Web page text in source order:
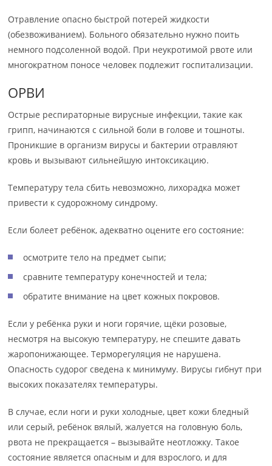
Отравление опасно быстрой потерей жидкости
(обезвоживанием). Больного обязательно нужно поить
немного подсоленной водой. При неукротимой рвоте или
многократном поносе человек подлежит госпитализации.
ОРВИ
Острые респираторные вирусные инфекции, такие как
грипп, начинаются с сильной боли в голове и тошноты.
Проникшие в организм вирусы и бактерии отравляют
кровь и вызывают сильнейшую интоксикацию.
Температуру тела сбить невозможно, лихорадка может
привести к судорожному синдрому.
Если болеет ребёнок, адекватно оцените его состояние:
осмотрите тело на предмет сыпи;
сравните температуру конечностей и тела;
обратите внимание на цвет кожных покровов.
Если у ребёнка руки и ноги горячие, щёки розовые,
несмотря на высокую температуру, не спешите давать
жаропонижающее. Терморегуляция не нарушена.
Опасность судорог сведена к минимуму. Вирусы гибнут при
высоких показателях температуры.
В случае, если ноги и руки холодные, цвет кожи бледный
или серый, ребёнок вялый, жалуется на головную боль,
рвота не прекращается – вызывайте неотложку. Такое
состояние является опасным и для взрослого, и для